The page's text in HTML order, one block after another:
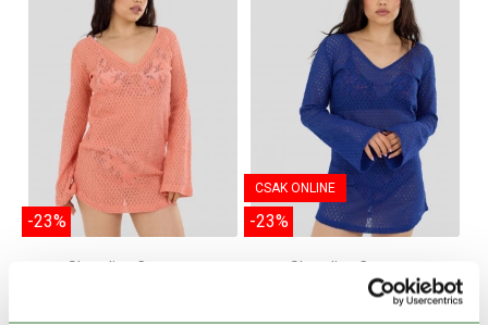
-23%
Shoreline Cover-up
CSAK ONLINE
-23%
Shoreline Cover-up
12 990 Ft